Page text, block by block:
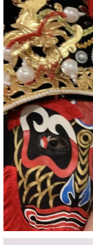
YouTube
https://
#企業公
#チャン
#愛媛県
#新居浜
#マイン
#泉寿亭
#有形文
#四国
#愛媛観
#旅行
#旅行動
#一人旅
#観光ス